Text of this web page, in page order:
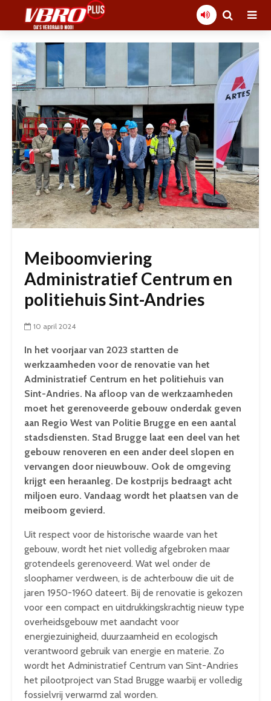
Meiboomviering
Administratief Centrum en
politiehuis Sint-Andries
10 april 2024
In het voorjaar van 2023 startten de
werkzaamheden voor de renovatie van het
Administratief Centrum en het politiehuis van
Sint-Andries. Na afloop van de werkzaamheden
moet het gerenoveerde gebouw onderdak geven
aan Regio West van Politie Brugge en een aantal
stadsdiensten. Stad Brugge laat een deel van het
gebouw renoveren en een ander deel slopen en
vervangen door nieuwbouw. Ook de omgeving
krijgt een heraanleg. De kostprijs bedraagt acht
miljoen euro. Vandaag wordt het plaatsen van de
meiboom gevierd.
Uit respect voor de historische waarde van het
gebouw, wordt het niet volledig afgebroken maar
grotendeels gerenoveerd. Wat wel onder de
sloophamer verdween, is de achterbouw die uit de
jaren 1950-1960 dateert. Bij de renovatie is gekozen
voor een compact en uitdrukkingskrachtig nieuw type
overheidsgebouw met aandacht voor
energiezuinigheid, duurzaamheid en ecologisch
verantwoord gebruik van energie en materie. Zo
wordt het Administratief Centrum van Sint-Andries
het pilootproject van Stad Brugge waarbij er volledig
fossielvrij verwarmd zal worden.